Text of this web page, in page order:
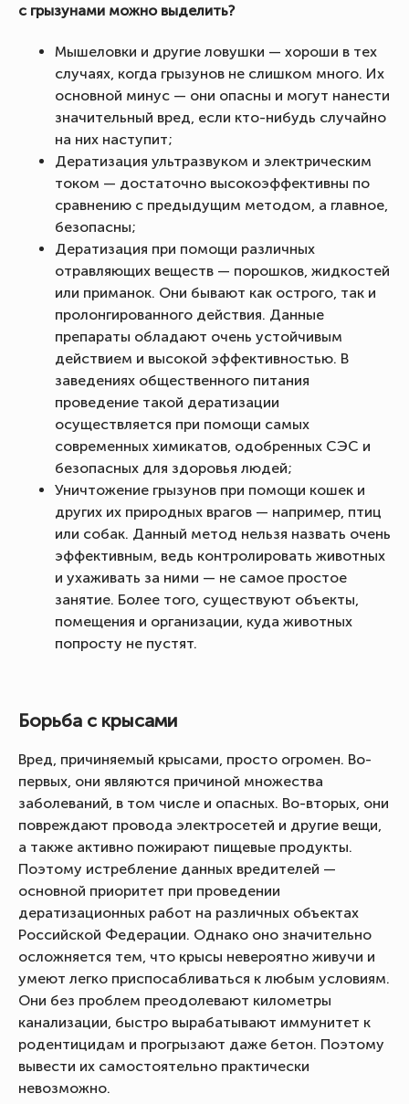
с грызунами можно выделить?
Мышеловки и другие ловушки — хороши в тех
случаях, когда грызунов не слишком много. Их
основной минус — они опасны и могут нанести
значительный вред, если кто-нибудь случайно
на них наступит;
Дератизация ультразвуком и электрическим
током — достаточно высокоэффективны по
сравнению с предыдущим методом, а главное,
безопасны;
Дератизация при помощи различных
отравляющих веществ — порошков, жидкостей
или приманок. Они бывают как острого, так и
пролонгированного действия. Данные
препараты обладают очень устойчивым
действием и высокой эффективностью. В
заведениях общественного питания
проведение такой дератизации
осуществляется при помощи самых
современных химикатов, одобренных СЭС и
безопасных для здоровья людей;
Уничтожение грызунов при помощи кошек и
других их природных врагов — например, птиц
или собак. Данный метод нельзя назвать очень
эффективным, ведь контролировать животных
и ухаживать за ними — не самое простое
занятие. Более того, существуют объекты,
помещения и организации, куда животных
попросту не пустят.
Борьба с крысами
Вред, причиняемый крысами, просто огромен. Во-
первых, они являются причиной множества
заболеваний, в том числе и опасных. Во-вторых, они
повреждают провода электросетей и другие вещи,
а также активно пожирают пищевые продукты.
Поэтому истребление данных вредителей —
основной приоритет при проведении
дератизационных работ на различных объектах
Российской Федерации. Однако оно значительно
осложняется тем, что крысы невероятно живучи и
умеют легко приспосабливаться к любым условиям.
Они без проблем преодолевают километры
канализации, быстро вырабатывают иммунитет к
родентицидам и прогрызают даже бетон. Поэтому
вывести их самостоятельно практически
невозможно.